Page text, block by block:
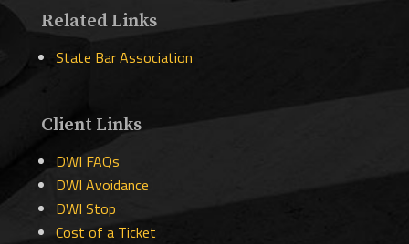
Related Links
State Bar Association
Client Links
DWI FAQs
DWI Avoidance
DWI Stop
Cost of a Ticket